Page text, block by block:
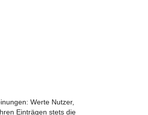
Werte Nutzer,
Einträgen stets die